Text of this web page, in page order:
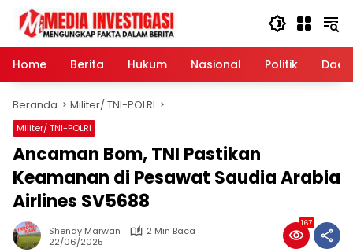
Langsung
konten
Home
Berita Hukum Nasional Politik
Beranda Militer/ TNI-POLRI
Militer/ TNI-POLRI
Ancaman Bom, TNI Pastikan
Keamanan di Pesawat Saudia Arabia
Airlines SV5688
Shendy Marwan
2 Min Baca
22/06/2025
167